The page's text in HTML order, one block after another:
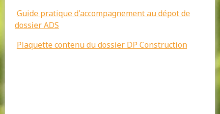
Guide pratique d'accompagnement au dépot de
dossier ADS
Plaquette contenu du dossier DP Construction